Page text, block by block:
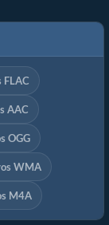
AAC
OGG
WMA
M4A